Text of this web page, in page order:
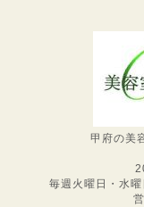
甲府の美
毎週火曜日・水